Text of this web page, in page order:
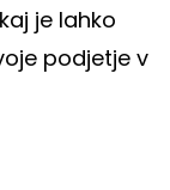
je lahko
podjetje v